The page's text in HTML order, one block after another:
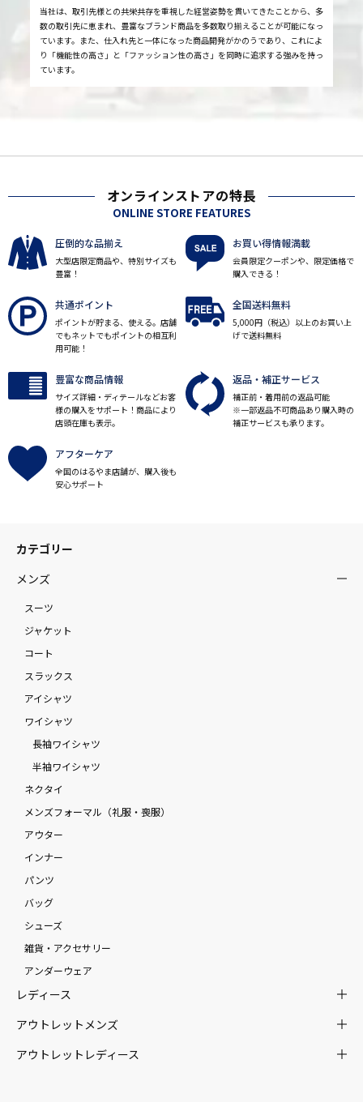
当社は、取引先様との共栄共存を重視した経営姿勢を貫いてきたことから、多
数の取引先に恵まれ、豊富なブランド商品を多数取り揃えることが可能になっ
ています。また、仕入れ先と一体になった商品開発がかのうであり、これによ
り「機能性の高さ」と「ファッション性の高さ」を同時に追求する強みを持っ
ています。
オンラインストアの特長
ONLINE STORE FEATURES
圧倒的な品揃え
大型店限定商品や、特別サイズも
豊富！
お買い得情報満載
会員限定クーポンや、限定価格で
購入できる！
共通ポイント
ポイントが貯まる、使える。店舗
でもネットでもポイントの相互利
用可能！
全国送料無料
5,000円（税込）以上のお買い上
げで送料無料
豊富な商品情報
サイズ詳細・ディテールなどお客
様の購入をサポート！商品により
店頭在庫も表示。
返品・補正サービス
補正前・着用前の返品可能
※一部返品不可商品あり購入時の
補正サービスも承ります。
アフターケア
全国のはるやま店舗が、購入後も
安心サポート
カテゴリー
メンズ
スーツ
ジャケット
コート
スラックス
アイシャツ
ワイシャツ
長袖ワイシャツ
半袖ワイシャツ
ネクタイ
メンズフォーマル（礼服・喪服）
アウター
インナー
パンツ
バッグ
シューズ
雑貨・アクセサリー
アンダーウェア
レディース
アウトレットメンズ
アウトレットレディース